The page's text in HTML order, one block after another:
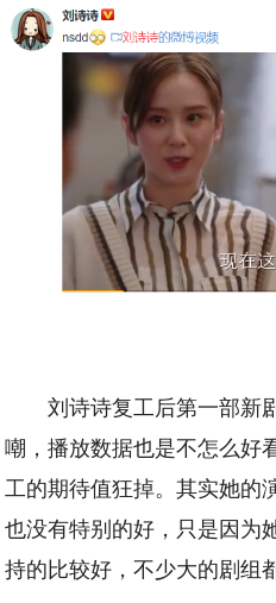
刘诗诗复工后第一部新
嘲，播放数据也是不怎么好
工的期待值狂掉。其实她的
也没有特别的好，只是因为
持的比较好，不少大的剧组